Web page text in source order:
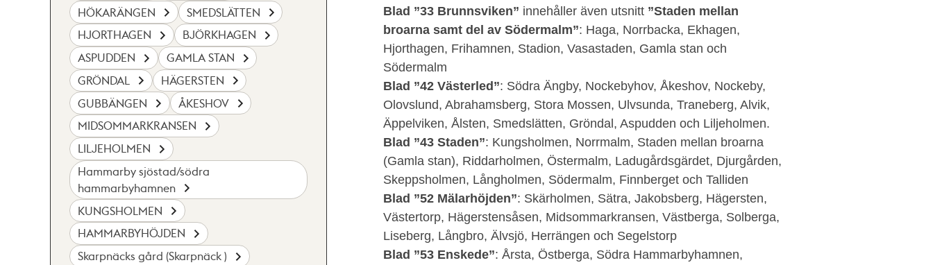
Blad ”33 Brunnsviken” innehåller även utsnitt ”Staden mellan
broarna samt del av Södermalm”: Haga, Norrbacka, Ekhagen,
Hjorthagen, Frihamnen, Stadion, Vasastaden, Gamla stan och
Södermalm
Blad ”42 Västerled”: Södra Ängby, Nockebyhov, Åkeshov, Nockeby,
Olovslund, Abrahamsberg, Stora Mossen, Ulvsunda, Traneberg, Alvik,
Äppelviken, Ålsten, Smedslätten, Gröndal, Aspudden och Liljeholmen.
Blad ”43 Staden”: Kungsholmen, Norrmalm, Staden mellan broarna
(Gamla stan), Riddarholmen, Östermalm, Ladugårdsgärdet, Djurgården,
Skeppsholmen, Långholmen, Södermalm, Finnberget och Talliden
Blad ”52 Mälarhöjden”: Skärholmen, Sätra, Jakobsberg, Hägersten,
Västertorp, Hägerstensåsen, Midsommarkransen, Västberga, Solberga,
Liseberg, Långbro, Älvsjö, Herrängen och Segelstorp
Blad ”53 Enskede”: Årsta, Östberga, Södra Hammarbyhamnen,
HÖKARÄNGEN
SMEDSLÄTTEN
HJORTHAGEN
BJÖRKHAGEN
ASPUDDEN
GAMLA STAN
GRÖNDAL
HÄGERSTEN
GUBBÄNGEN
ÅKESHOV
MIDSOMMARKRANSEN
LILJEHOLMEN
Hammarby sjöstad/södra
hammarbyhamnen
KUNGSHOLMEN
HAMMARBYHÖJDEN
Skarpnäcks gård (Skarpnäck )